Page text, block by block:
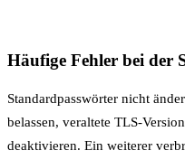
Häufige Fehler bei der
Standardpasswörter nicht
belassen, veraltete TLS-
deaktivieren. Ein weiterer